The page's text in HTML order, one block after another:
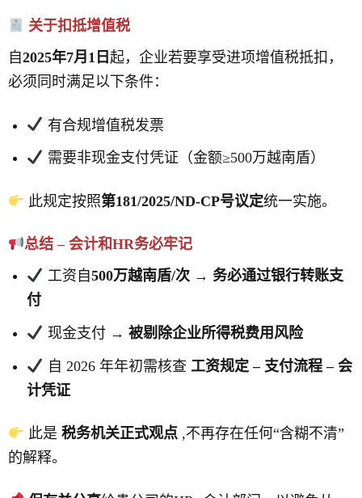
关于扣抵增值税
自 2025年7月1日 起，企业若要享受进项增值税抵扣，
必须同时满足以下条件：
有合规增值税发票
需要非现金支付凭证（金额≥500万越南盾）
此规定按照第181/2025/ND-CP号议定统一实施。
总结 – 会计和HR务必牢记
工资自 500万越南盾/次→ 务必通过银行转账支
付
现金支付 → 被剔除企业所得税费用风险
自 2026 年年初需核查 工资规定 – 支付流程 – 会
计凭证
此是税务机关正式观点 ,不再存在任何“含糊不清”
的解释。